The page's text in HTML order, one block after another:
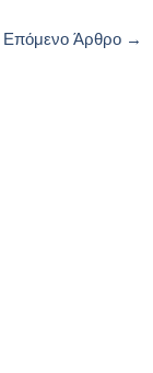
Επόμενο Άρθρο →